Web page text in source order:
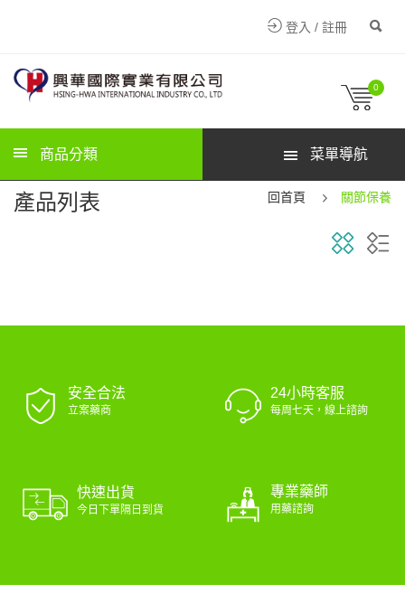
登入 / 註冊
0
商品分類 菜單導航
產品列表 回首頁 關節保養
安全合法
立案藥商
24小時客服
每周七天，線上諮詢
快速出貨
今日下單隔日到貨
專業藥師
用藥諮詢